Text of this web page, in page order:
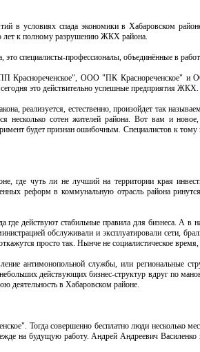
в условиях спада экономики в Хабаровском
лет к полному разрушению ЖКХ района.
специалисты-профессионалы, объединённые в
ООО "ПК Краснореченское" и
это действительно успешные предприятия ЖКХ.
реализуется, естественно, произойдет так
несколько сотен жителей района. Вот вам и
будет признан ошибочным. Специалистов к
где чуть ли не лучший на территории края
реформ в коммунальную отрасль района
где действуют стабильные правила для бизнеса. А
обслуживали и эксплуатировали сети,
просто так. Нынче не социалистическое
антимонопольной службы, или региональные
действующих бизнес-структур вдруг по
деятельность в Хабаровском районе.
Тогда совершенно бесплатно люди несколько
на будущую работу. Андрей Андреевич